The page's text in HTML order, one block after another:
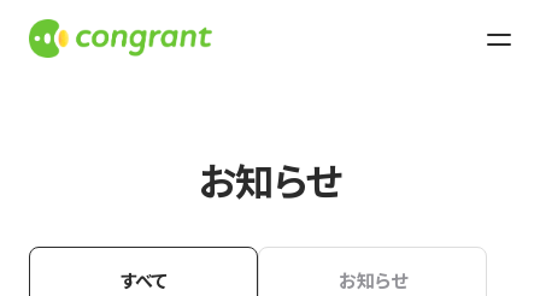
お知らせ
すべて お知らせ